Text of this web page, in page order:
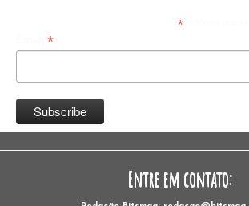
*indicates required
*
Entre em contato: